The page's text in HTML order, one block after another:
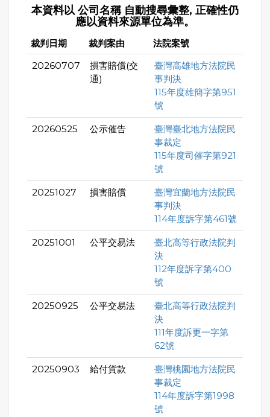
本資料以 公司名稱 自動搜尋彙整, 正確性仍
應以資料來源單位為準。
裁判日期 裁判案由 法院案號
20260707
損害賠償(交
通)
臺灣高雄地方法院民
事判決
115年度雄簡字第951
號
20260525 公示催告
臺灣臺北地方法院民
事裁定
115年度司催字第921
號
20251027 損害賠償
臺灣宜蘭地方法院民
事判決
114年度訴字第461號
20251001 公平交易法
臺北高等行政法院判
決
112年度訴字第400
號
20250925 公平交易法
臺北高等行政法院判
決
111年度訴更一字第
62號
20250903 給付貨款
臺灣桃園地方法院民
事裁定
114年度訴字第1998
號